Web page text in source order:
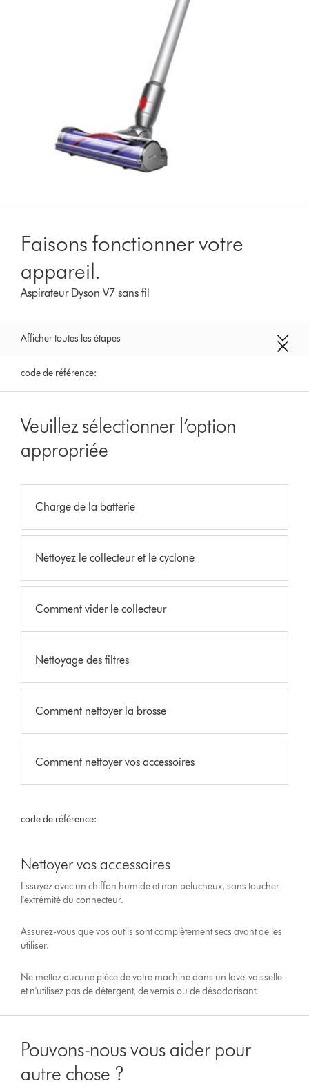
Faisons fonctionner votre
appareil.
Aspirateur Dyson V7 sans fil
Afficher toutes les étapes
code de référence:
Veuillez sélectionner l’option
appropriée
Charge de la batterie
Nettoyez le collecteur et le cyclone
Comment vider le collecteur
Nettoyage des filtres
Comment nettoyer la brosse
Comment nettoyer vos accessoires
code de référence:
Nettoyer vos accessoires
Essuyez avec un chiffon humide et non pelucheux, sans toucher
l'extrémité du connecteur.
Assurez-vous que vos outils sont complètement secs avant de les
utiliser.
Ne mettez aucune pièce de votre machine dans un lave-vaisselle
et n'utilisez pas de détergent, de vernis ou de désodorisant.
Pouvons-nous vous aider pour
autre chose ?